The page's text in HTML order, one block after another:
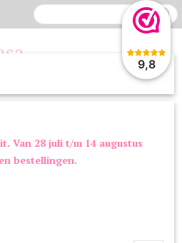
9,8
>Milk and Pepper Shine Copper
Van 28 juli t/m 14 augustus
bestellingen.